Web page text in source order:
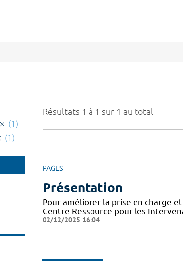
Résultats 1 à 1 sur 1 au total
PAGES
Présentation
Pour améliorer la prise en charge
Centre Ressource pour les
02/12/2025 16:04
(1)
(1)